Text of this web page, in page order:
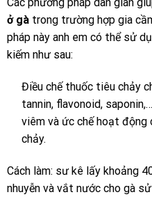
Các phương pháp dân gian
ở gà trong trường hợp gia
pháp này anh em có thể sử
kiếm như sau:
Điều chế thuốc tiêu chảy
tannin, flavonoid,
viêm và ức chế hoạt động
chảy.
Cách làm: sư kê lấy khoảng
nhuyễn và vắt nước cho gà